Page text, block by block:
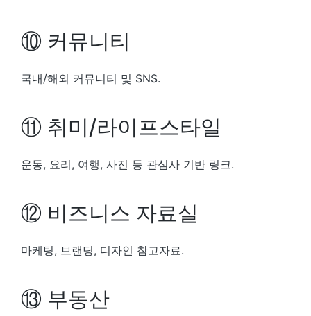
⑩ 커뮤니티
국내/해외 커뮤니티 및 SNS.
⑪ 취미/라이프스타일
운동, 요리, 여행, 사진 등 관심사 기반 링크.
⑫ 비즈니스 자료실
마케팅, 브랜딩, 디자인 참고자료.
⑬ 부동산